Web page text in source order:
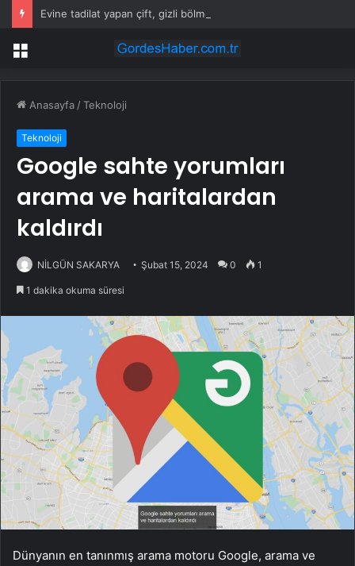
Menü
Anasayfa /Teknoloji
Teknoloji
Google sahte yorumları
arama ve haritalardan
kaldırdı
NİLGÜN SAKARYA Şubat 15, 2024 0 1
1 dakika okuma süresi
Dünyanın en tanınmış arama motoru Google, arama ve